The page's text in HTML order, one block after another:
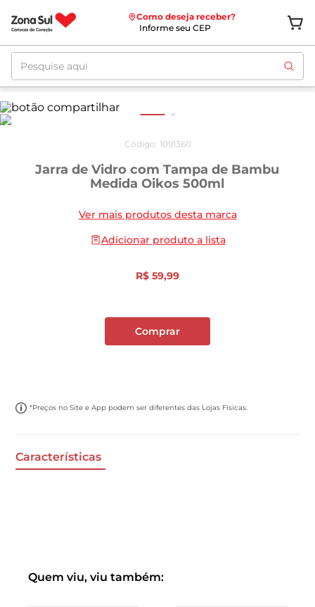
Como deseja receber?
Informe seu CEP
Pesquise aqui
Código: 1091360
Jarra de Vidro com Tampa de Bambu
Medida Oikos 500ml
Ver mais produtos desta marca
Adicionar produto a lista
R$ 59,99
Comprar
*Preços no Site e App podem ser diferentes das Lojas Físicas.
Características
Quem viu, viu também: